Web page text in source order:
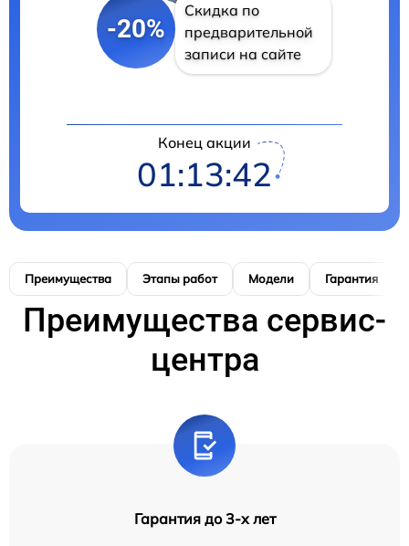
-20%
Скидка по
предварительной
записи на сайте
Конец акции
01:13:41
Преимущества Этапы работ Модели Гарантия
Преимущества сервис-
центра
Гарантия до 3-х лет